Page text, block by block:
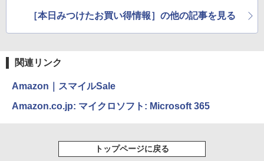
［本日みつけたお買い得情報］の他の記事を見る
関連リンク
Amazon｜スマイルSale
Amazon.co.jp: マイクロソフト: Microsoft 365
トップページに戻る